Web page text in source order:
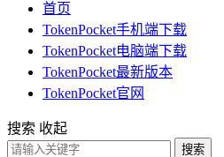
首页
TokenPocket手机端下载
TokenPocket电脑端下载
TokenPocket最新版本
TokenPocket官网
搜索 收起
搜索